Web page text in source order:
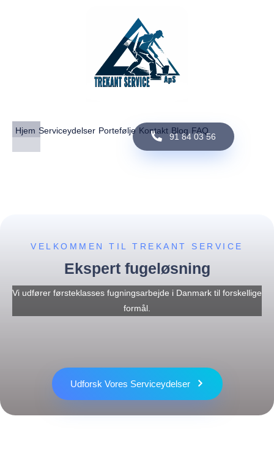
Hjem Serviceydelser Portefølje Kontakt Blog FAQ
91 84 03 56
VELKOMMEN TIL TREKANT SERVICE
Ekspert fugeløsning
Vi udfører førsteklasses fugningsarbejde i Danmark til forskellige
formål.
Udforsk Vores Serviceydelser